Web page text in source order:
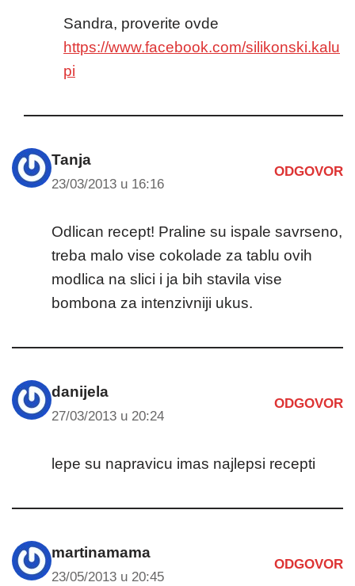
Sandra, proverite ovde
https://www.facebook.com/silikonski.kalu
pi
Tanja
23/03/2013 u 16:16
ODGOVOR
Odlican recept! Praline su ispale savrseno,
treba malo vise cokolade za tablu ovih
modlica na slici i ja bih stavila vise
bombona za intenzivniji ukus.
danijela
27/03/2013 u 20:24
ODGOVOR
lepe su napravicu imas najlepsi recepti
martinamama
23/05/2013 u 20:45
ODGOVOR